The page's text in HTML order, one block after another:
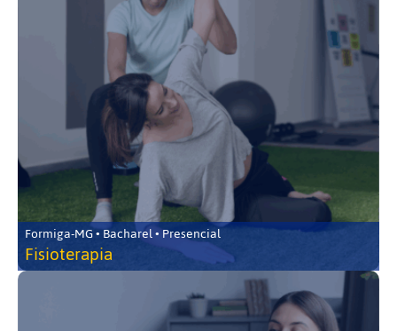
Formiga-MG • Bacharel • Presencial
Fisioterapia